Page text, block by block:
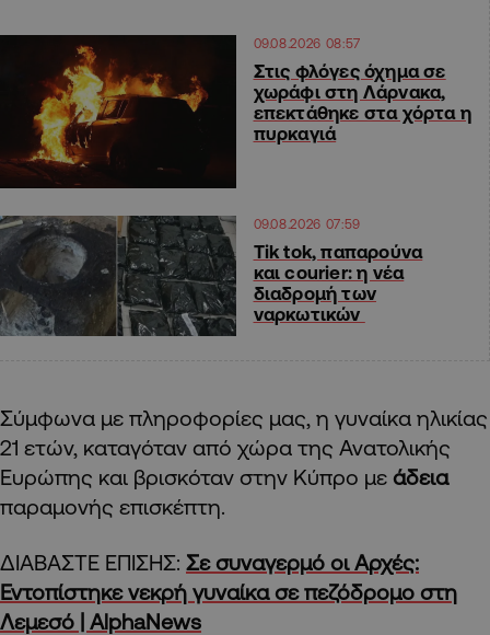
09.08.2026 08:57
Στις φλόγες όχημα σε
χωράφι στη Λάρνακα,
επεκτάθηκε στα χόρτα η
πυρκαγιά
09.08.2026 07:59
Tik tok, παπαρούνα
και courier: η νέα
διαδρομή των
ναρκωτικών
Σύμφωνα με πληροφορίες μας, η γυναίκα ηλικίας
21 ετών, καταγόταν από χώρα της Ανατολικής
Ευρώπης και βρισκόταν στην Κύπρο με άδεια
παραμονής επισκέπτη.
ΔΙΑΒΑΣΤΕ ΕΠΙΣΗΣ: Σε συναγερμό οι Αρχές:
Εντοπίστηκε νεκρή γυναίκα σε πεζόδρομο στη
Λεμεσό | AlphaNews